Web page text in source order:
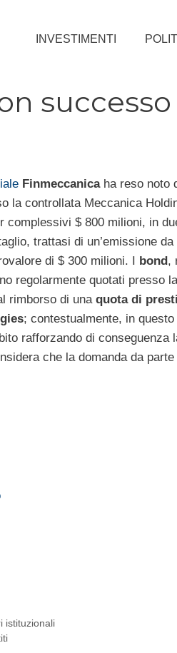
INVESTIMENTI
Finmeccanicaha reso noto
la controllata Meccanica
complessivi $ 800 milioni, in
trattasi di un’emissione
di $ 300 milioni. I bond,
regolarmente quotati presso
rimborso di una quota di
; contestualmente, in
rafforzando di conseguenza
che la domanda da parte
istituzionali